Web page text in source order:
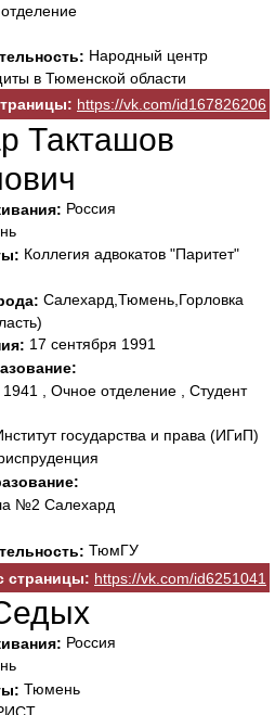
Народный центр
в Тюменской области
https://vk.com/id167826206
Такташов
Россия
Коллегия адвокатов "Паритет"
Салехард,Тюмень,Горловка
17 сентября 1991
, Очное отделение , Студент
государства и права (ИГиП)
№2 Салехард
ТюмГУ
страницы: https://vk.com/id6251041
Россия
Тюмень